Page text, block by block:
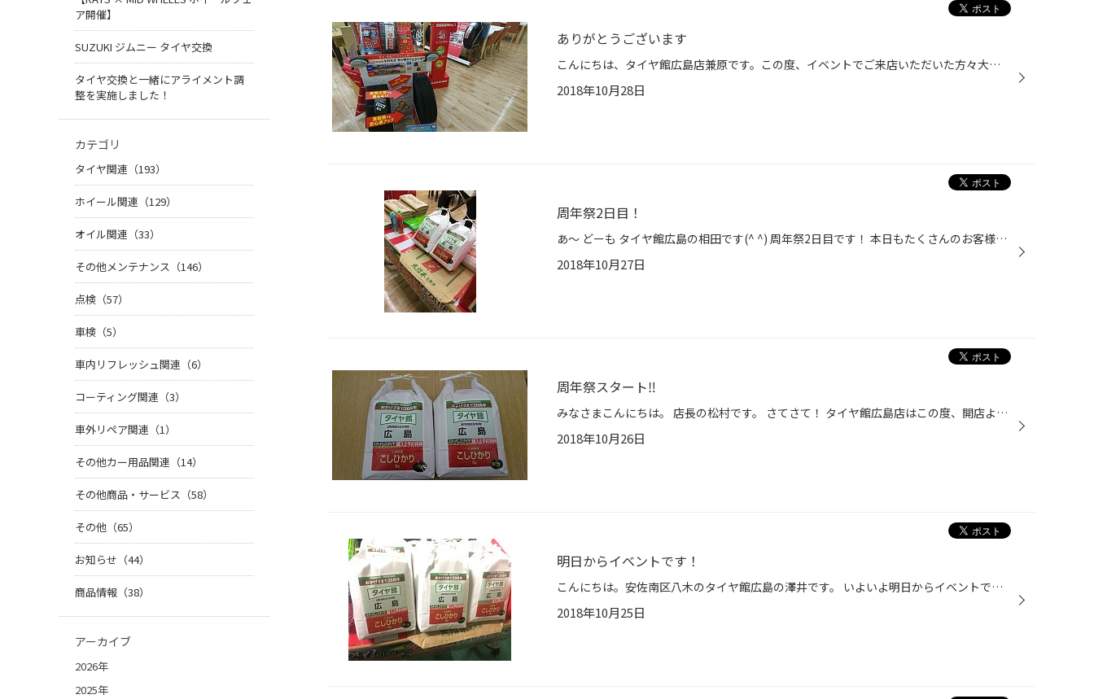
ありがとうございます
こんにちは、タイヤ館広島店兼原です。この度、イベントでご来店いただいた方々大変ありがとうございました。(笑) 今からの時期は、必ずスタッドレスタイヤは必要です。まだまだ、お悩みの方も早めの購入をオススメしますね。
2018年10月28日
周年祭2日目！
あ〜 どーも タイヤ館広島の相田です(^ ^) 周年祭2日目です！ 本日もたくさんのお客様にご来店いただき 大変にぎわっております♪ お米達も残り少なくなってます！ 数に限りがありますので 最終日はお早めにご来店下さい♪
2018年10月27日
周年祭スタート‼
みなさまこんにちは。 店長の松村です。 さてさて！ タイヤ館広島店はこの度、開店より26周年を迎えることができました！ これも一重にみなさまのおかげでございます。 ありがとうございます！ 26周年を記念して、本日より28日まで、 『周年祭』を開催しております！ スタッドレスタイヤご購入のお...
2018年10月26日
明日からイベントです！
こんにちは。安佐南区八木のタイヤ館広島の澤井です。 いよいよ明日からイベントです！ スタッドレスタイヤご成約、ご予約のお客様にコシヒカリプレゼントです！ 僕もスタッドレス買い替えちゃおうかな(笑) たくさんのご来店お待ちしております！
2018年10月25日
ア開催】
SUZUKI ジムニー タイヤ交換
タイヤ交換と一緒にアライメント調
整を実施しました！
カテゴリ
タイヤ関連（193）
ホイール関連（129）
オイル関連（33）
その他メンテナンス（146）
点検（57）
車検（5）
車内リフレッシュ関連（6）
コーティング関連（3）
車外リペア関連（1）
その他カー用品関連（14）
その他商品・サービス（58）
その他（65）
お知らせ（44）
商品情報（38）
アーカイブ
2026年
2025年